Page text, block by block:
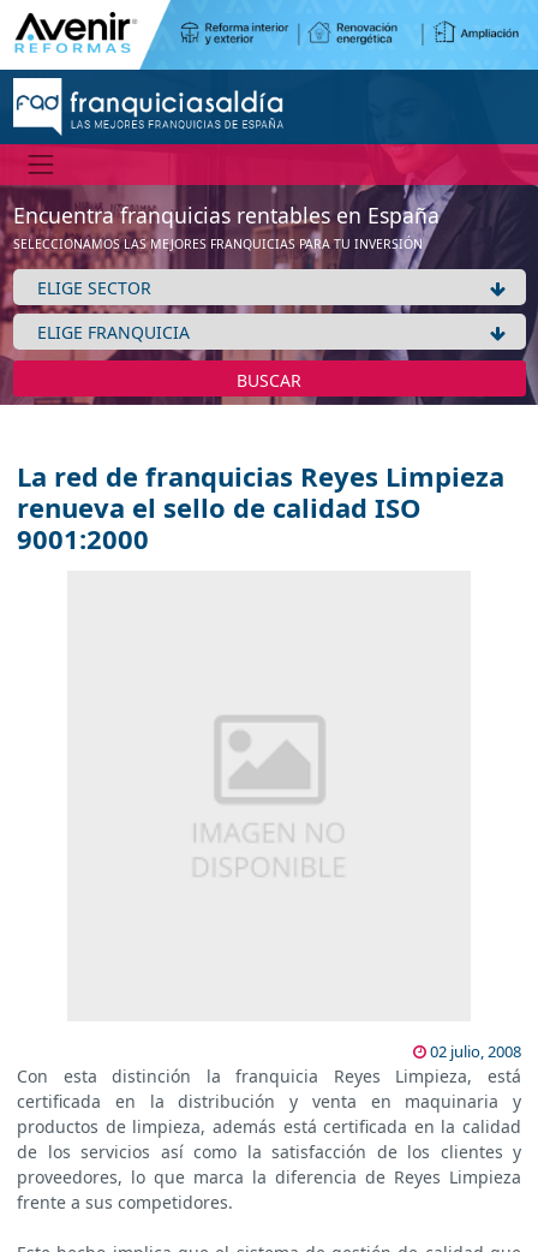
Encuentra franquicias rentables en España
SELECCIONAMOS LAS MEJORES FRANQUICIAS PARA TU INVERSIÓN
BUSCAR
La red de franquicias Reyes Limpieza
renueva el sello de calidad ISO
9001:2000
02 julio, 2008
Con esta distinción la franquicia Reyes Limpieza, está
certificada en la distribución y venta en maquinaria y
productos de limpieza, además está certificada en la calidad
de los servicios así como la satisfacción de los clientes y
proveedores, lo que marca la diferencia de Reyes Limpieza
frente a sus competidores.